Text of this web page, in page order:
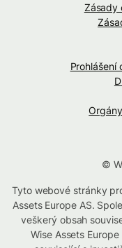
Zásady
Prohlášení
©
Tyto webové stránky
Assets Europe AS.
veškerý obsah
Wise Assets